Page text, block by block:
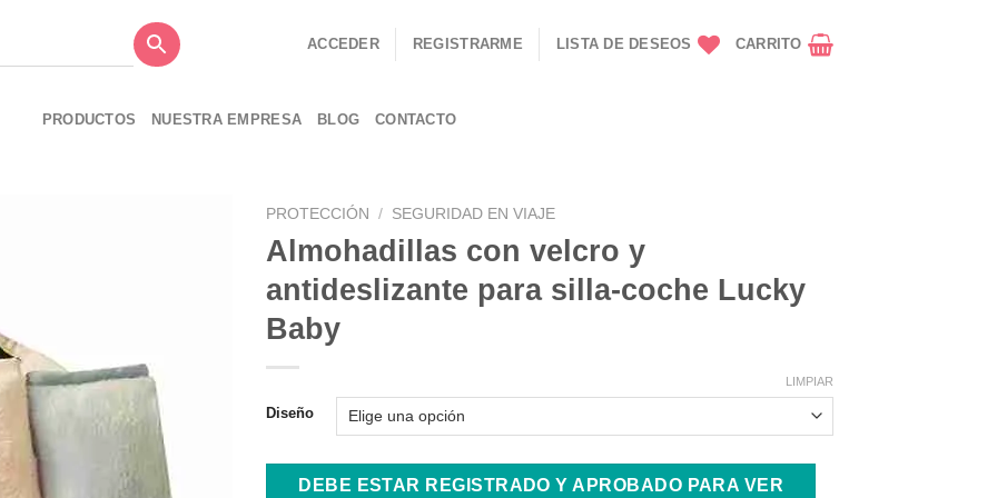
ACCEDER REGISTRARME LISTA DE DESEOS CARRITO
PRODUCTOS NUESTRA EMPRESA BLOG CONTACTO
PROTECCIÓN / SEGURIDAD EN VIAJE
Almohadillas con velcro y
antideslizante para silla-coche Lucky
Baby
Diseño
LIMPIAR
DEBE ESTAR REGISTRADO Y APROBADO PARA VER